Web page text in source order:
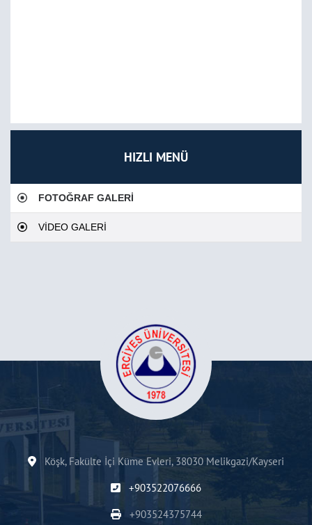
HIZLI MENÜ
FOTOĞRAF GALERİ
VİDEO GALERİ
Köşk, Fakülte İçi Küme Evleri, 38030 Melikgazi/Kayseri
+903522076666
+903524375744